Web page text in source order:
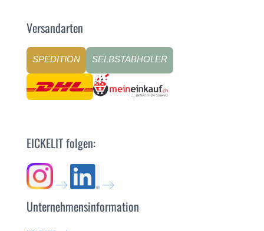
Versandarten
SPEDITION SELBSTABHOLER
EICKELIT folgen:
Unternehmensinformation